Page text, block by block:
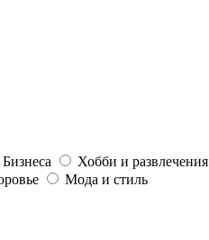
Хобби и развлечения
Мода и стиль